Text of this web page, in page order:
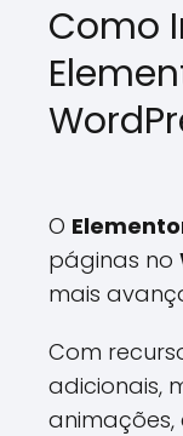
Como
O
páginas no
mais
Com
adicionais,